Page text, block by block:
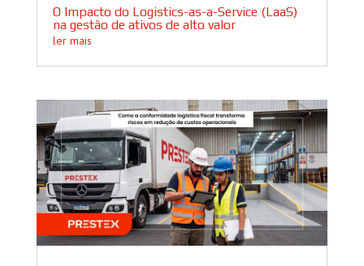
O Impacto do Logistics-as-a-Service (LaaS)
na gestão de ativos de alto valor
ler mais